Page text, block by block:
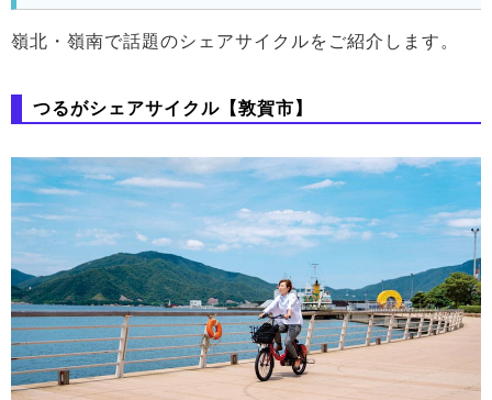
嶺北・嶺南で話題のシェアサイクルをご紹介します。
つるがシェアサイクル【敦賀市】